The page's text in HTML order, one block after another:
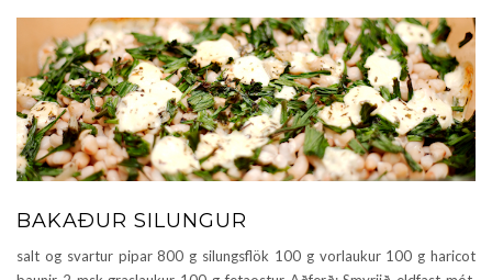
BAKAÐUR SILUNGUR
salt og svartur pipar 800 g silungsflök 100 g vorlaukur 100 g haricot